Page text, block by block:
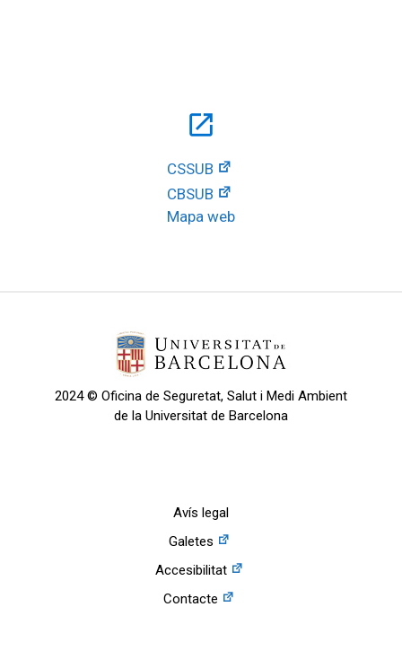
open_in_new
CSSUB
CBSUB
Mapa web
2024 © Oficina de Seguretat, Salut i Medi Ambient
de la Universitat de Barcelona
Avís legal
Galetes
Accesibilitat
Contacte